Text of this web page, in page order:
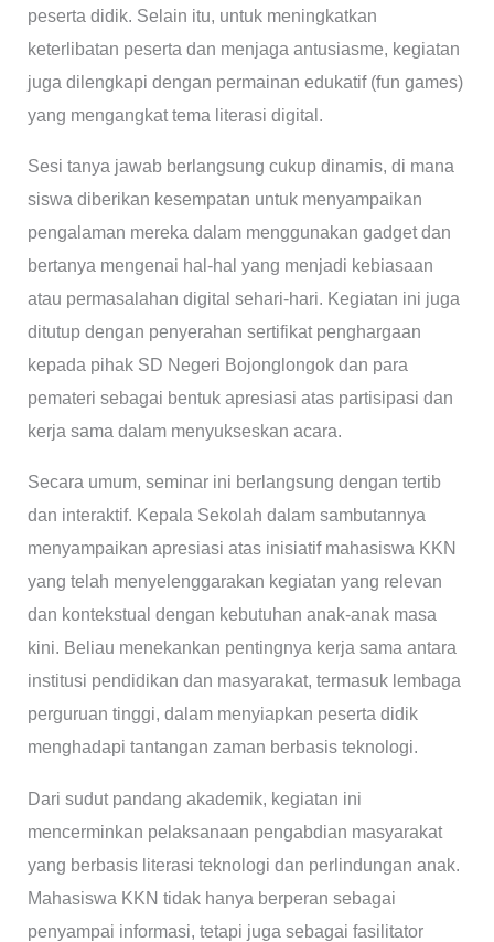
peserta didik. Selain itu, untuk meningkatkan
keterlibatan peserta dan menjaga antusiasme, kegiatan
juga dilengkapi dengan permainan edukatif (fun games)
yang mengangkat tema literasi digital.
Sesi tanya jawab berlangsung cukup dinamis, di mana
siswa diberikan kesempatan untuk menyampaikan
pengalaman mereka dalam menggunakan gadget dan
bertanya mengenai hal-hal yang menjadi kebiasaan
atau permasalahan digital sehari-hari. Kegiatan ini juga
ditutup dengan penyerahan sertifikat penghargaan
kepada pihak SD Negeri Bojonglongok dan para
pemateri sebagai bentuk apresiasi atas partisipasi dan
kerja sama dalam menyukseskan acara.
Secara umum, seminar ini berlangsung dengan tertib
dan interaktif. Kepala Sekolah dalam sambutannya
menyampaikan apresiasi atas inisiatif mahasiswa KKN
yang telah menyelenggarakan kegiatan yang relevan
dan kontekstual dengan kebutuhan anak-anak masa
kini. Beliau menekankan pentingnya kerja sama antara
institusi pendidikan dan masyarakat, termasuk lembaga
perguruan tinggi, dalam menyiapkan peserta didik
menghadapi tantangan zaman berbasis teknologi.
Dari sudut pandang akademik, kegiatan ini
mencerminkan pelaksanaan pengabdian masyarakat
yang berbasis literasi teknologi dan perlindungan anak.
Mahasiswa KKN tidak hanya berperan sebagai
penyampai informasi, tetapi juga sebagai fasilitator